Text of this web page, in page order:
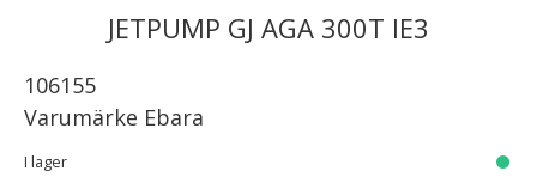
JETPUMP GJ AGA 300T IE3
106155
Varumärke Ebara
I lager